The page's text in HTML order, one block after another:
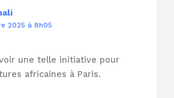
2025 à 8h05
une telle initiative pour
africaines à Paris.